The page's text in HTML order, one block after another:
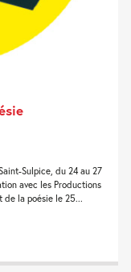
Sulpice, du 24 au 27
avec les Productions
de la poésie le 25...